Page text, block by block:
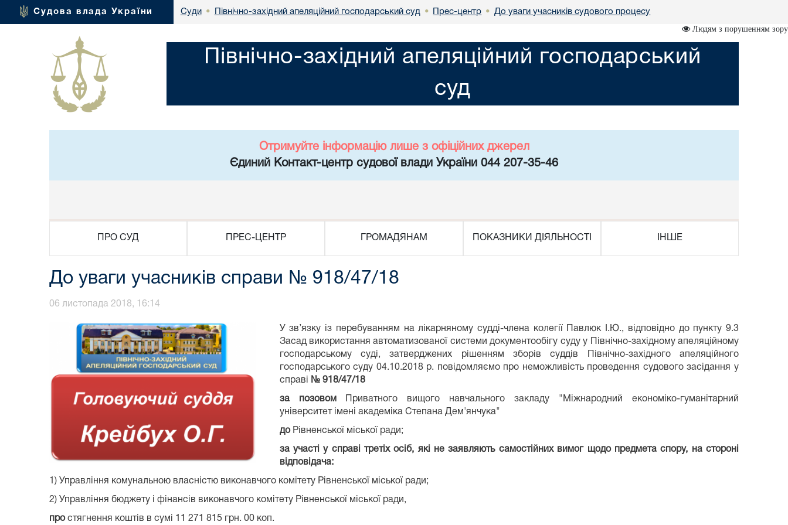
Судова влада України Суди • Північно-західний апеляційний господарський суд • Прес-центр • До уваги учасників судового процесу
Людям з порушенням зору
Північно-західний апеляційний господарський
суд
Отримуйте інформацію лише з офіційних джерел
Єдиний Контакт-центр судової влади України 044 207-35-46
ПРО СУД ПРЕС-ЦЕНТР ГРОМАДЯНАМ ПОКАЗНИКИ ДІЯЛЬНОСТІ ІНШЕ
До уваги учасників справи № 918/47/18
06 листопада 2018, 16:14
У зв’язку із перебуванням на лікарняному судді-члена колегії Павлюк І.Ю., відповідно до пункту 9.3
Засад використання автоматизованої системи документообігу суду у Північно-західному апеляційному
господарському суді, затверджених рішенням зборів суддів Північно-західного апеляційного
господарського суду 04.10.2018 р. повідомляємо про неможливість проведення судового засідання у
справі № 918/47/18
за позовомПриватного вищого навчального закладу "Міжнародний економіко-гуманітарний
університет імені академіка Степана Дем'янчука"
доРівненської міської ради;
за участі у справі третіх осіб, які не заявляють самостійних вимог щодо предмета спору, на стороні
відповідача:
1) Управління комунальною власністю виконавчого комітету Рівненської міської ради;
2) Управління бюджету і фінансів виконавчого комітету Рівненської міської ради,
простягнення коштів в сумі 11 271 815 грн. 00 коп.